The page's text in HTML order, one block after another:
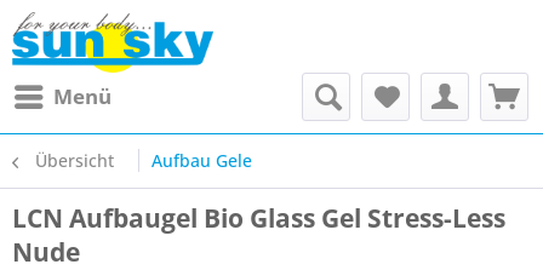
Menü
Übersicht Aufbau Gele
LCN Aufbaugel Bio Glass Gel Stress-Less
Nude